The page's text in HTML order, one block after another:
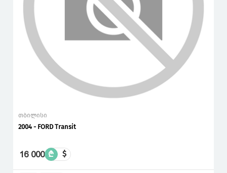
თბილისი
2004 - FORD Transit
16 000 ₾ $